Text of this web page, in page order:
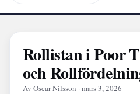
Rollistan i Poor
och
Av Oscar Nilsson · mars 3, 2026